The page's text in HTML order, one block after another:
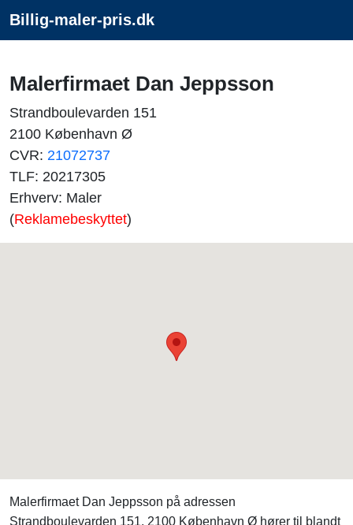
Billig-maler-pris.dk
Malerfirmaet Dan Jeppsson
Strandboulevarden 151
2100 København Ø
CVR: 21072737
TLF: 20217305
Erhverv: Maler
(Reklamebeskyttet)
Malerfirmaet Dan Jeppsson på adressen
Strandboulevarden 151, 2100 København Ø hører til blandt